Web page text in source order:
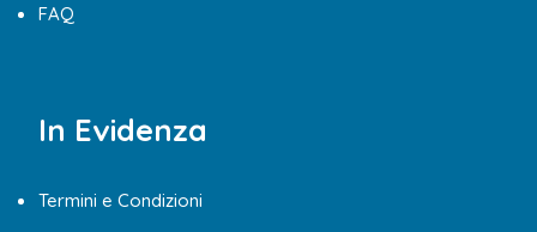
FAQ
In Evidenza
Termini e Condizioni